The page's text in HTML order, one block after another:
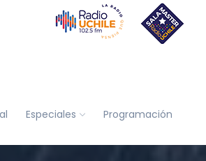
Especiales Programación